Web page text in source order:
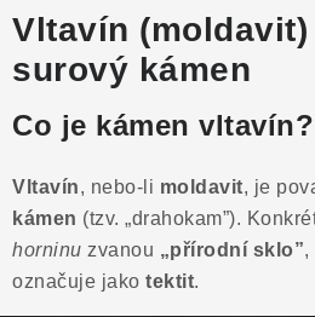
BROUŠENÉ
SLEVY
ÚČINKY
KRYSTALY
Vltavín
surový kámen
Co je kámen vltavín?
Vltavín, nebo-li moldavit, je
kámen (tzv. „drahokam”).
horninu zvanou „přírodní sklo”,
označuje jako tektit.